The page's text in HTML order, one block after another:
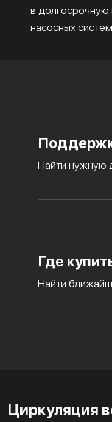
в долгосрочную
насосных систем.
Найти нужную
Где
Найти
Циркуляция